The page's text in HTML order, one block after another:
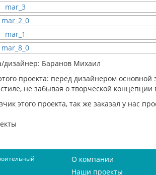
дизайнер: Баранов Михаил
проекта: перед дизайнером
не забывая о творческой концепции
этого проекта, так же заказал у нас
О компании
Наши проекты